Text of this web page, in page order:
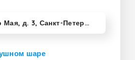
д. 3, Санкт-Петербург, Россия
шаре